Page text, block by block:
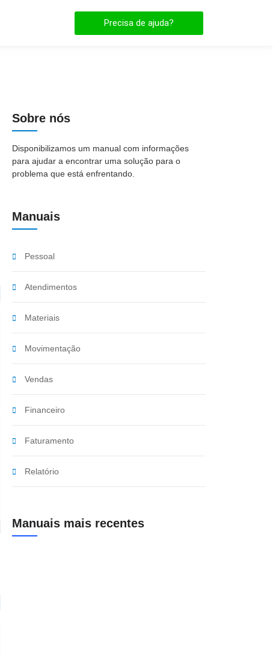
Precisa de ajuda?
Sobre nós
Disponibilizamos um manual com informações
para ajudar a encontrar uma solução para o
problema que está enfrentando.
Manuais
Pessoal
Atendimentos
Materiais
Movimentação
Vendas
Financeiro
Faturamento
Relatório
Manuais mais recentes